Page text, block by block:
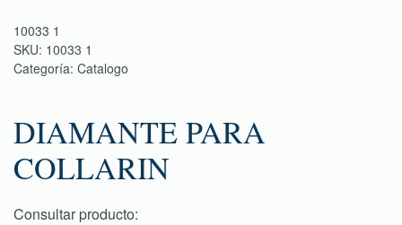
10033 1
SKU: 10033 1
Categoría: Catalogo
DIAMANTE PARA
COLLARIN
Consultar producto: